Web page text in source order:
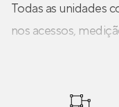
Todas as unidades
nos acessos,
infraestrutura para